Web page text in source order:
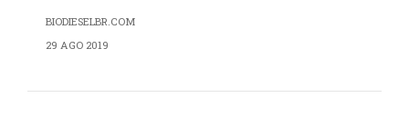
BIODIESELBR.COM
29 AGO 2019